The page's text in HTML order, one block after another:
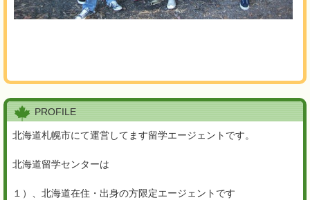
PROFILE
北海道札幌市にて運営してます留学エージェントです。
北海道留学センターは
１）、北海道在住・出身の方限定エージェントです